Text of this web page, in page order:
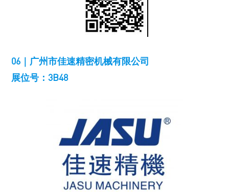
06｜广州市佳速精密机械有限公司
展位号：3B48